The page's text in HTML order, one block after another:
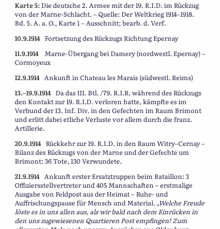
Karte 5:Die deutsche 2. Armee mit der 19. R.I.D. im Rückzug
von der Marne-Schlacht. – Quelle: Der Weltkrieg 1914–1918.
Bd. 5. A. a. O., Karte 1 – Ausschnitt; bearb. d. Verf.
10.9.1914 Fortsetzung des Rückzugs Richtung Epernay
11.9.1914 Marne-Übergang bei Damery (nordwestl. Epernay) –
Cormoyeux
12.9.1914 Ankunft in Chateau les Marais (südwestl. Reims)
13.–19.9.1914 Da das III. Btl. /79. R.I.R. während des Rückzugs
den Kontakt zur 19. R.I.D. verloren hatte, kämpfte es im
Verbund der 13. Inf. Div. in den Gefechten im Raum Brimont
und erlitt dabei etliche Verluste vor allem durch die franz.
Artillerie.
20.9.1914 Rückkehr zur 19. R.I.D. in den Raum Witry–Cernay –
Bilanz des Rückzugs von der Marne und der Gefechte um
Brimont: 36 Tote, 130 Verwundete.
21.9.1914 Ankunft erster Ersatztruppen beim Bataillon: 3
Offiziersstellvertreter und 405 Mannschaften – erstmalige
Ausgabe von Feldpost aus der Heimat – Ruhe- und
Auffrischungspause für Mensch und Material. „Welche Freude
löste es in uns allen aus, als wir bald nach dem Einrücken in
den uns zugewiesenen Quartieren Post empfingen! Zum